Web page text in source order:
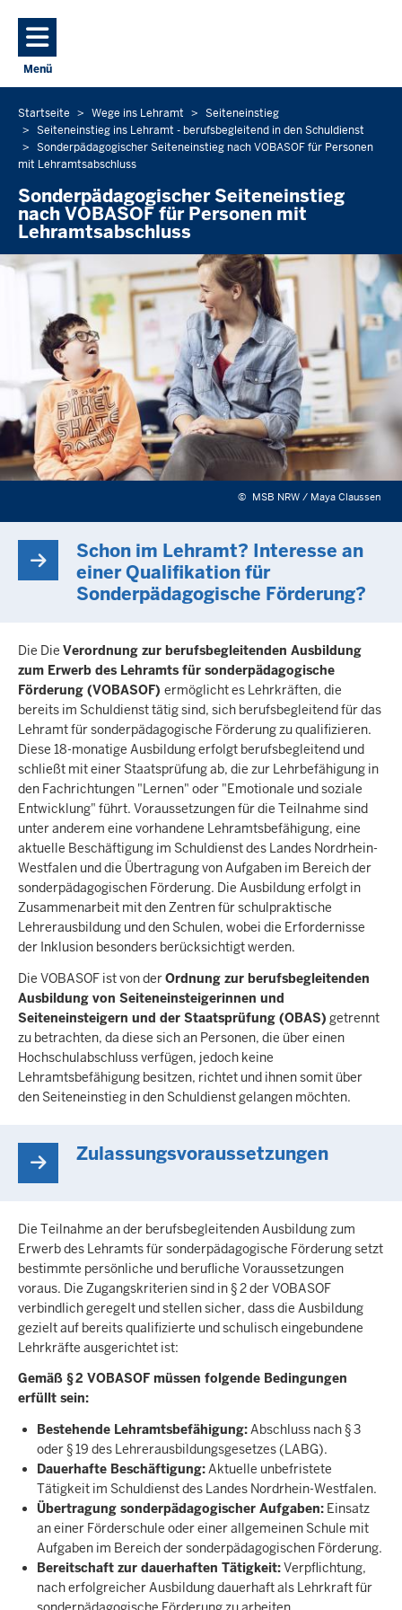
Menü
Navigation aktivieren/deaktivieren: Hauptmenü
Sie
befinden
sich
Startseite Wege ins Lehramt
Seiteneinstieg
Seiteneinstieg ins Lehramt - berufsbegleitend in den Schuldienst
Sonderpädagogischer Seiteneinstieg nach VOBASOF für Personen
mit Lehramtsabschluss
Sonderpädagogischer Seiteneinstieg
nach VOBASOF für Personen mit
Lehramtsabschluss
© MSB NRW / Maya Claussen
Schon im Lehramt? Interesse an
einer Qualifikation für
Sonderpädagogische Förderung?
​Die Die Verordnung zur berufsbegleitenden Ausbildung
zum Erwerb des Lehramts für sonderpädagogische
Förderung (VOBASOF) ermöglicht es Lehrkräften, die
bereits im Schuldienst tätig sind, sich berufsbegleitend für das
Lehramt für sonderpädagogische Förderung zu qualifizieren.
Diese 18-monatige Ausbildung erfolgt berufsbegleitend und
schließt mit einer Staatsprüfung ab, die zur Lehrbefähigung in
den Fachrichtungen "Lernen" oder "Emotionale und soziale
Entwicklung" führt. Voraussetzungen für die Teilnahme sind
unter anderem eine vorhandene Lehramtsbefähigung, eine
aktuelle Beschäftigung im Schuldienst des Landes Nordrhein-
Westfalen und die Übertragung von Aufgaben im Bereich der
sonderpädagogischen Förderung. Die Ausbildung erfolgt in
Zusammenarbeit mit den Zentren für schulpraktische
Lehrerausbildung und den Schulen, wobei die Erfordernisse
der Inklusion besonders berücksichtigt werden.
Die VOBASOF ist von derOrdnung zur berufsbegleitenden
Ausbildung von Seiteneinsteigerinnen und
Seiteneinsteigern und der Staatsprüfung (OBAS) getrennt
zu betrachten, da diese sich an Personen, die über einen
Hochschulabschluss verfügen, jedoch keine
Lehramtsbefähigung besitzen, richtet und ihnen somit über
den Seiteneinstieg in den Schuldienst gelangen möchten.​
Zulassungsvoraussetzungen
Die Teilnahme an der berufsbegleitenden Ausbildung zum
Erwerb des Lehramts für sonderpädagogische Förderung setzt
bestimmte persönliche und berufliche Voraussetzungen
voraus. Die Zugangskriterien sind in § 2 der VOBASOF
verbindlich geregelt und stellen sicher, dass die Ausbildung
gezielt auf bereits qualifizierte und schulisch eingebundene
Lehrkräfte ausgerichtet ist:
Gemäß § 2 VOBASOF müssen folgende Bedingungen
erfüllt sein:
Bestehende Lehramtsbefähigung: Abschluss nach § 3
oder § 19 des Lehrerausbildungsgesetzes (LABG).
Dauerhafte Beschäftigung: Aktuelle unbefristete
Tätigkeit im Schuldienst des Landes Nordrhein-Westfalen.
Übertragung sonderpädagogischer Aufgaben: Einsatz
an einer Förderschule oder einer allgemeinen Schule mit
Aufgaben im Bereich der sonderpädagogischen Förderung.
Bereitschaft zur dauerhaften Tätigkeit:Verpflichtung,
nach erfolgreicher Ausbildung dauerhaft als Lehrkraft für